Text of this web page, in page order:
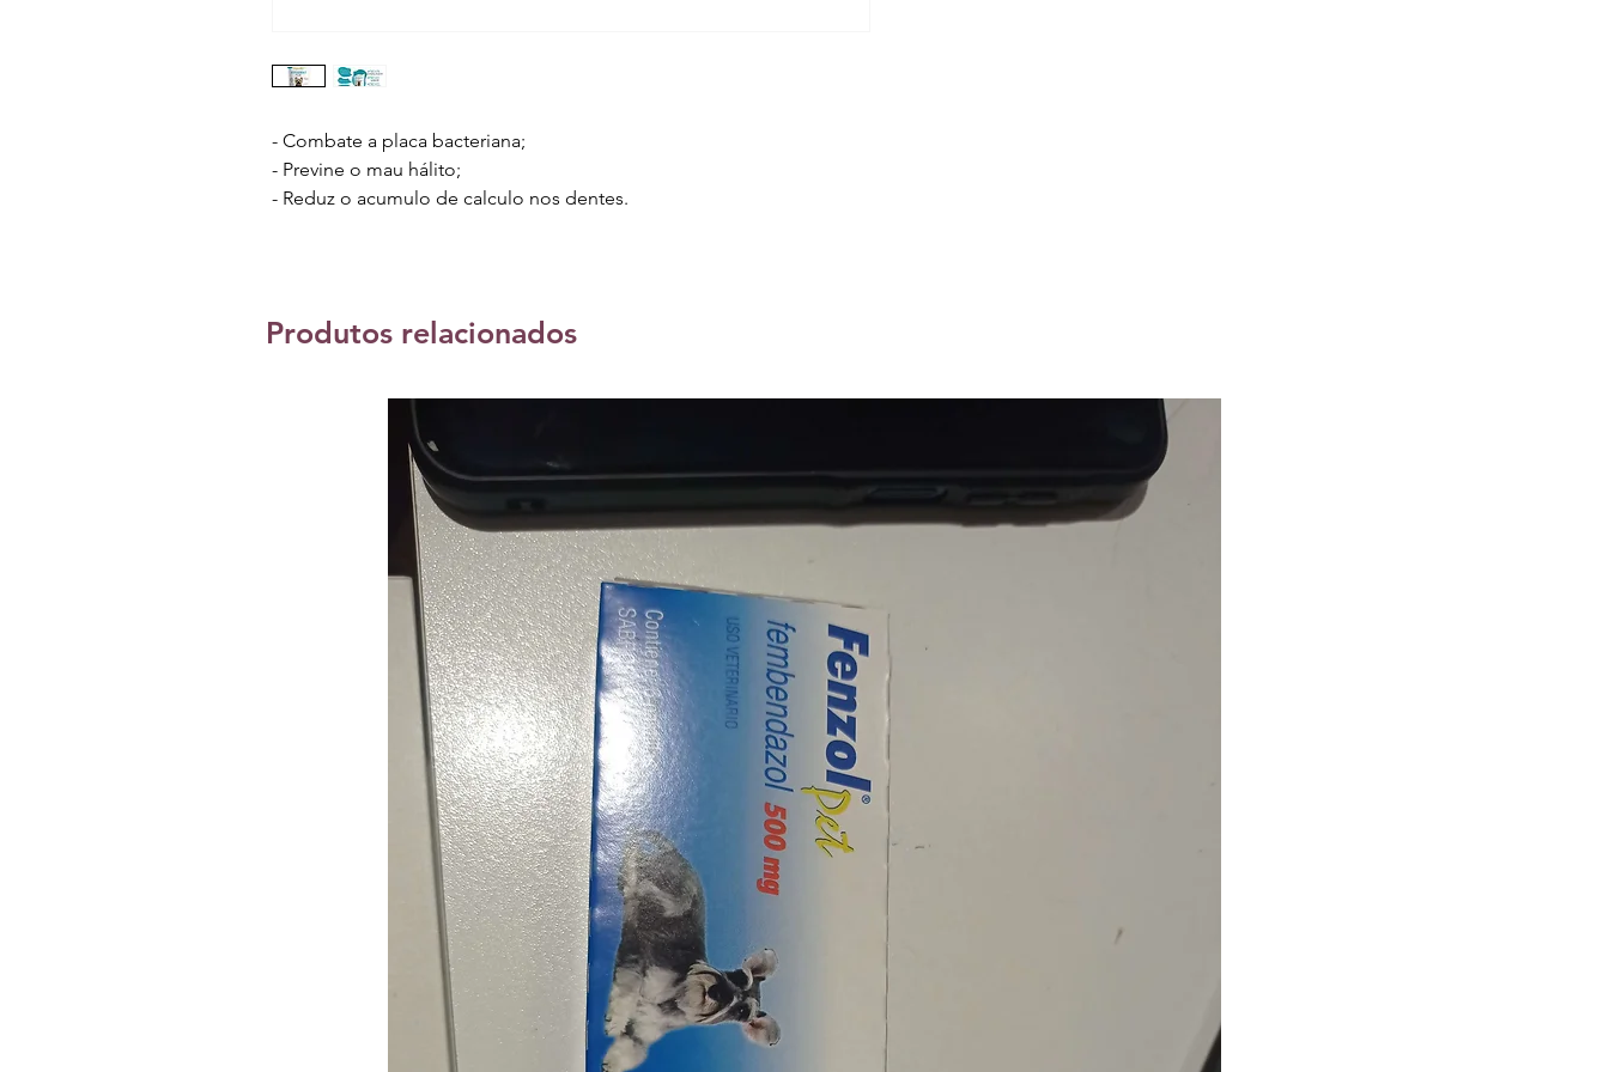
- Combate a placa bacteriana;
- Previne o mau hálito;
- Reduz o acumulo de calculo nos dentes.
Produtos relacionados